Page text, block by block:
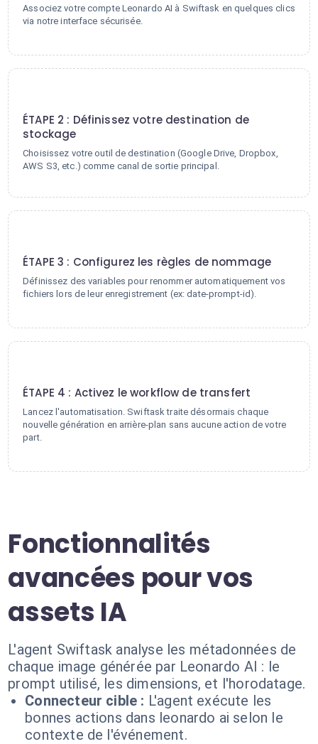
Associez votre compte Leonardo AI à Swiftask en quelques clics
via notre interface sécurisée.
ÉTAPE 2 : Définissez votre destination de
stockage
Choisissez votre outil de destination (Google Drive, Dropbox,
AWS S3, etc.) comme canal de sortie principal.
ÉTAPE 3 : Configurez les règles de nommage
Définissez des variables pour renommer automatiquement vos
fichiers lors de leur enregistrement (ex: date-prompt-id).
ÉTAPE 4 : Activez le workflow de transfert
Lancez l'automatisation. Swiftask traite désormais chaque
nouvelle génération en arrière-plan sans aucune action de votre
part.
Fonctionnalités
avancées pour vos
assets IA
L'agent Swiftask analyse les métadonnées de
chaque image générée par Leonardo AI : le
prompt utilisé, les dimensions, et l'horodatage.
Connecteur cible : L'agent exécute les
bonnes actions dans leonardo ai selon le
contexte de l'événement.